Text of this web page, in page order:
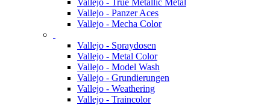
Vallejo - True Metallic Metal
Vallejo - Panzer Aces
Vallejo - Mecha Color
Vallejo - Spraydosen
Vallejo - Metal Color
Vallejo - Model Wash
Vallejo - Grundierungen
Vallejo - Weathering
Vallejo - Traincolor